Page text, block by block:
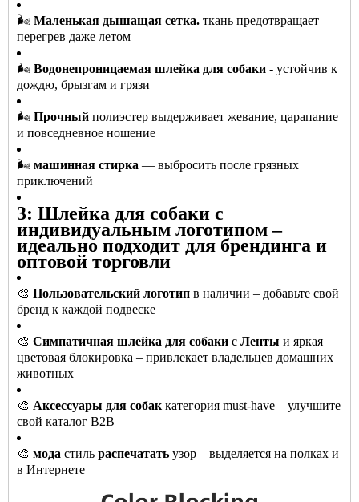
🌬️ Маленькая дышащая сетка. ткань предотвращает
перегрев даже летом
🌬️ Водонепроницаемая шлейка для собаки - устойчив к
дождю, брызгам и грязи
🌬️ Прочный полиэстер выдерживает жевание, царапание
и повседневное ношение
🌬️ машинная стирка — выбросить после грязных
приключений
3: Шлейка для собаки с
индивидуальным логотипом –
идеально подходит для брендинга и
оптовой торговли
🎨 Пользовательский логотип в наличии – добавьте свой
бренд к каждой подвеске
🎨 Симпатичная шлейка для собаки с Ленты и яркая
цветовая блокировка – привлекает владельцев домашних
животных
🎨 Аксессуары для собак категория must-have – улучшите
свой каталог B2B
🎨 мода стиль распечатать узор – выделяется на полках и
в Интернете